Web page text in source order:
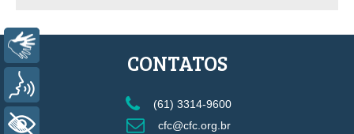
CONTATOS
(61) 3314-9600
cfc@cfc.org.br
+ Acessibilidade